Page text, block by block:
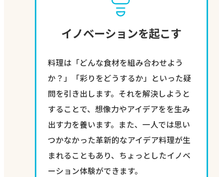
イノベーションを起こす
料理は「どんな食材を組み合わせよう
か？」「彩りをどうするか」といった疑
問を引き出します。それを解決しようと
することで、想像力やアイデアをを生み
出す力を養います。また、一人では思い
つかなかった革新的なアイデア料理が生
まれることもあり、ちょっとしたイノベ
ーション体験ができます。